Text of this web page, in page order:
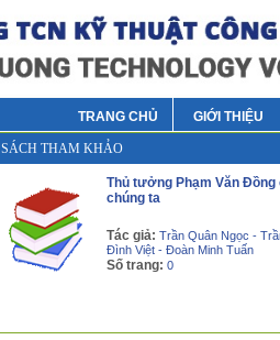
TRANG CHỦ GIỚI THIỆU
SÁCH THAM KHẢO
Thủ tưởng Phạm Văn Đồng
chúng ta
Tác giả: Trần Quân Ngọc -
Đình Việt - Đoàn Minh Tuấn
Số trang: 0